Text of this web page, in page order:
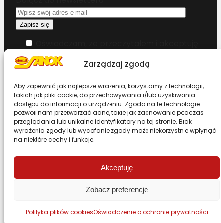
Zarządzaj zgodą
Aby zapewnić jak najlepsze wrażenia, korzystamy z technologii,
takich jak pliki cookie, do przechowywania i/lub uzyskiwania
dostępu do informacji o urządzeniu. Zgoda na te technologie
pozwoli nam przetwarzać dane, takie jak zachowanie podczas
przeglądania lub unikalne identyfikatory na tej stronie. Brak
wyrażenia zgody lub wycofanie zgody może niekorzystnie wpłynąć
na niektóre cechy i funkcje.
Akceptuję
Zobacz preferencje
Polityka plików cookiesOświadczenie o ochronie prywatności
warunki korzystania z serwisu
Design & Code by Foxstudio.eu
Przewiń stronę do góry